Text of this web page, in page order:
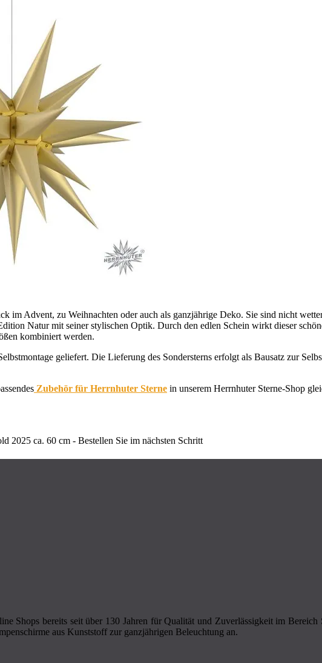
im Advent, zu Weihnachten oder auch als ganzjährige Deko. Sie sind nicht
Natur mit seiner stylischen Optik. Durch den edlen Schein wirkt dieser
kombiniert werden.
geliefert. Die Lieferung des Sondersterns erfolgt als Bausatz zur
Zubehör für Herrnhuter Sterne in unserem Herrnhuter Sterne-Shop
2025 ca. 60 cm - Bestellen Sie im nächsten Schritt
Shops bereits seit über 130 Jahren für Qualität und Zuverlässigkeit im
aus Kunststoff zur ganzjährigen Beleuchtung an.